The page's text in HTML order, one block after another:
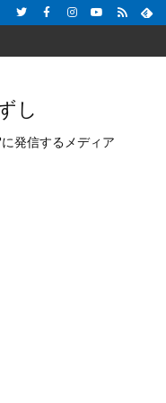
し
発信するメディア